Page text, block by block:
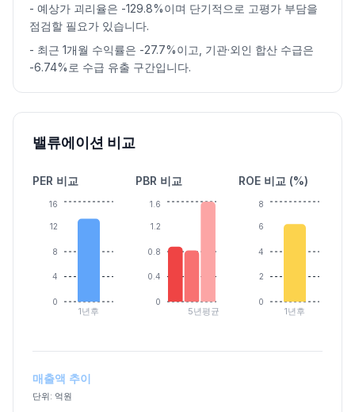
- 예상가 괴리율은 -129.8%이며 단기적으로 고평가 부담을
점검할 필요가 있습니다.
- 최근 1개월 수익률은 -27.7%이고, 기관·외인 합산 수급은
-6.74%로 수급 유출 구간입니다.
밸류에이션 비교
PER 비교
1년후
0
4
8
12
16
PBR 비교
5년평균
0
0.4
0.8
1.2
1.6
ROE 비교 (%)
1년후
0
2
4
6
8
매출액 추이
단위: 억원